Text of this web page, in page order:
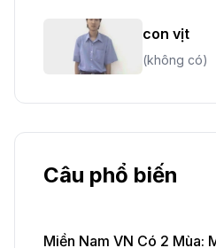
con vịt
(không có)
Câu phổ biến
Miền Nam VN Có 2 Mùa: